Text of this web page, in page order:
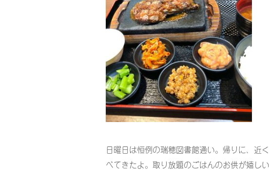
日曜日は恒例の瑞穂図書館通い。帰りに、近
べてきたよ。取り放題のごはんのお供が嬉しい